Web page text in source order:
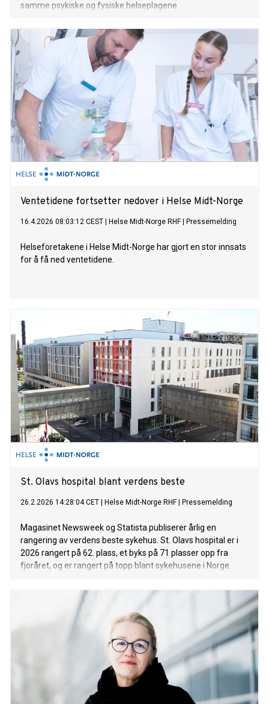
samme psykiske og fysiske helseplagene.
Ventetidene fortsetter nedover i Helse Midt-Norge
16.4.2026 08:03:12 CEST Helse Midt-Norge RHF| Pressemelding
Helseforetakene i Helse Midt-Norge har gjort en stor innsats
for å få ned ventetidene.
St. Olavs hospital blant verdens beste
26.2.2026 14:28:04 CET Helse Midt-Norge RHF| Pressemelding
Magasinet Newsweek og Statista publiserer årlig en
rangering av verdens beste sykehus. St. Olavs hospital er i
2026 rangert på 62. plass, et byks på 71 plasser opp fra
fjoråret, og er rangert på topp blant sykehusene i Norge.